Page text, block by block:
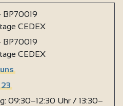
BP70019
CEDEX
BP70019
CEDEX
09:30–12:30 Uhr / 13:30–